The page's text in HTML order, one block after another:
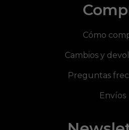
Cómo
Cambios y
Preguntas
Envíos